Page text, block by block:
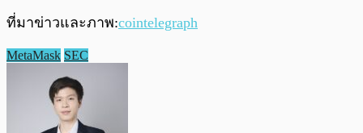
ที่มาข่าวและภาพ:cointelegraph
MetaMask SEC